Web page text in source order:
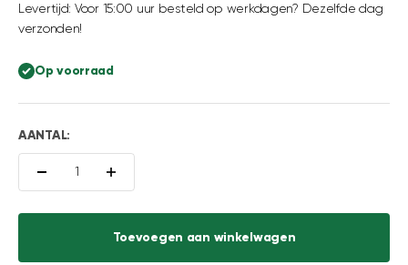
Levertijd: Voor 15:00 uur besteld op werkdagen? Dezelfde dag
verzonden!
Op voorraad
AANTAL:
Toevoegen aan winkelwagen